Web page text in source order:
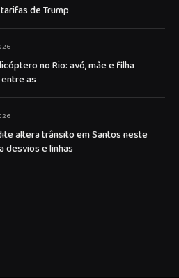
de Trump
no Rio: avó, mãe e filha
as
altera trânsito em Santos neste
desvios e linhas